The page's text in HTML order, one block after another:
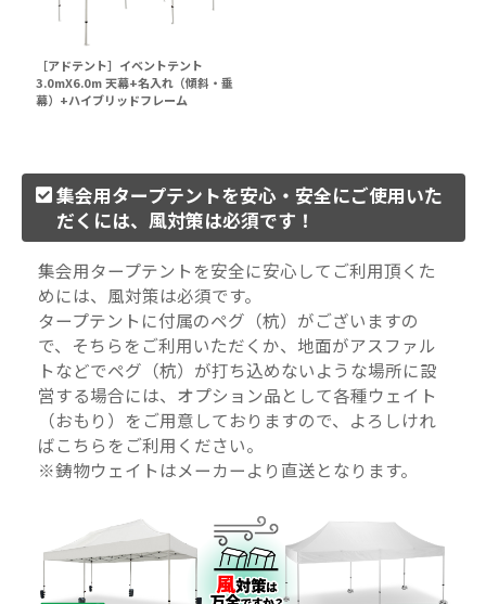
［アドテント］イベントテント
3.0mX6.0m 天幕+名入れ（傾斜・垂
幕）+ハイブリッドフレーム
集会用タープテントを安心・安全にご使用いた
だくには、風対策は必須です！
集会用タープテントを安全に安心してご利用頂くた
めには、風対策は必須です。
タープテントに付属のペグ（杭）がございますの
で、そちらをご利用いただくか、地面がアスファル
トなどでペグ（杭）が打ち込めないような場所に設
営する場合には、オプション品として各種ウェイト
（おもり）をご用意しておりますので、よろしけれ
ばこちらをご利用ください。
※鋳物ウェイトはメーカーより直送となります。